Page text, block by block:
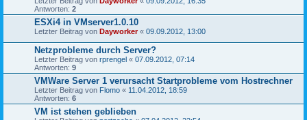
Antworten: 2
ESXi4 in VMserver1.0.10
Letzter Beitrag von Dayworker« 09.09.2012, 13:00
Netzprobleme durch Server?
Letzter Beitrag von rprengel « 07.09.2012, 07:14
Antworten: 9
VMWare Server 1 verursacht Startprobleme vom Hostrechner
Letzter Beitrag von Flomo « 11.04.2012, 18:59
Antworten: 6
VM ist stehen geblieben